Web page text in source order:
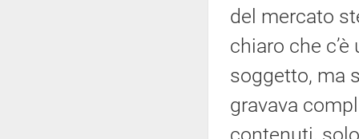
del mercato
chiaro che
soggetto, ma
gravava